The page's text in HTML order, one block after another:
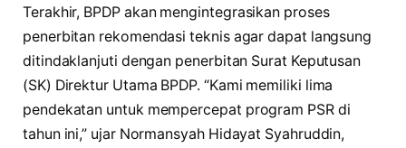
Terakhir, BPDP akan mengintegrasikan proses
penerbitan rekomendasi teknis agar dapat langsung
ditindaklanjuti dengan penerbitan Surat Keputusan
(SK) Direktur Utama BPDP. “Kami memiliki lima
pendekatan untuk mempercepat program PSR di
tahun ini,” ujar Normansyah Hidayat Syahruddin,